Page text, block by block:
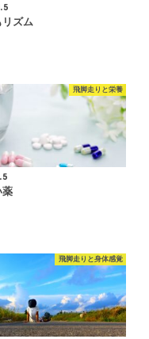
リズム
飛脚走りと栄養
薬
飛脚走りと身体感覚